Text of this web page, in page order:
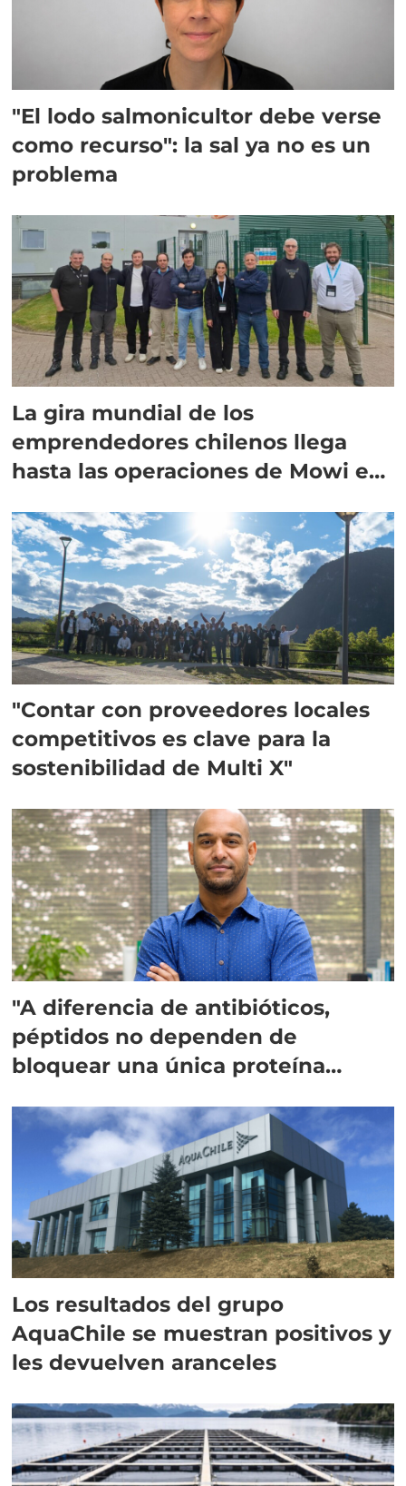
"El lodo salmonicultor debe verse
como recurso": la sal ya no es un
problema
La gira mundial de los
emprendedores chilenos llega
hasta las operaciones de Mowi en
"Contar con proveedores locales
competitivos es clave para la
sostenibilidad de Multi X"
"A diferencia de antibióticos,
péptidos no dependen de
bloquear una única proteína
Los resultados del grupo
AquaChile se muestran positivos y
les devuelven aranceles